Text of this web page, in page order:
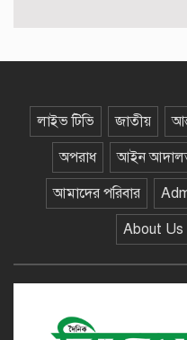
লাইভ টিভি জাতীয়
অপরাধ
আইন
আমাদের পরিবার
About Us